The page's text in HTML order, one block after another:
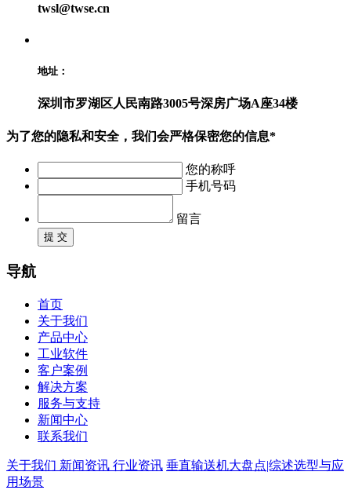
twsl@twse.cn
地址：
深圳市罗湖区人民南路3005号深房广场A座34楼
为了您的隐私和安全，我们会严格保密您的信息*
您的称呼
手机号码
留言
提 交
导航
首页
关于我们
产品中心
工业软件
客户案例
解决方案
服务与支持
新闻中心
联系我们
关于我们 新闻资讯 行业资讯 垂直输送机大盘点|综述选型与应
用场景